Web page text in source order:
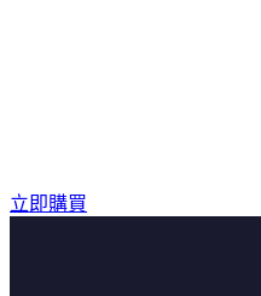
立即購買